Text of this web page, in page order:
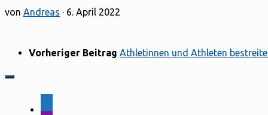
von Andreas · 6. April 2022
Vorheriger Beitrag Athletinnen und Athleten